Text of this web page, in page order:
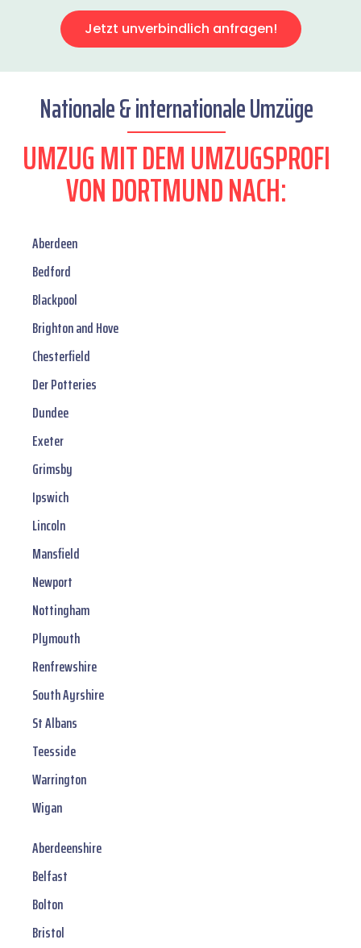
Jetzt unverbindlich anfragen!
Nationale & internationale Umzüge
UMZUG MIT DEM UMZUGSPROFI
VON DORTMUND NACH:
Aberdeen
Bedford
Blackpool
Brighton and Hove
Chesterfield
Der Potteries
Dundee
Exeter
Grimsby
Ipswich
Lincoln
Mansfield
Newport
Nottingham
Plymouth
Renfrewshire
South Ayrshire
St Albans
Teesside
Warrington
Wigan
Aberdeenshire
Belfast
Bolton
Bristol